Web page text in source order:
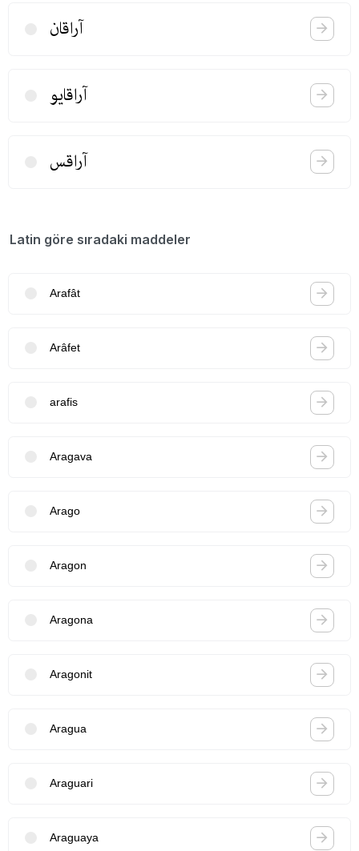
آراقان
آراقایو
آراقس
Latin göre sıradaki maddeler
Arafât
Arâfet
arafis
Aragava
Arago
Aragon
Aragona
Aragonit
Aragua
Araguari
Araguaya